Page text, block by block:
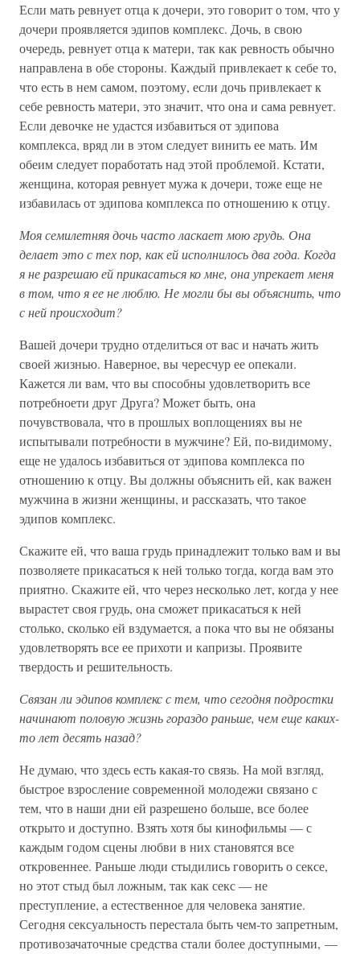
Если мать ревнует отца к дочери, это говорит о том, что у
дочери проявляется эдипов комплекс. Дочь, в свою
очередь, ревнует отца к матери, так как ревность обычно
направлена в обе стороны. Каждый привлекает к себе то,
что есть в нем самом, поэтому, если дочь привлекает к
себе ревность матери, это значит, что она и сама ревнует.
Если девочке не удастся избавиться от эдипова
комплекса, вряд ли в этом следует винить ее мать. Им
обеим следует поработать над этой проблемой. Кстати,
женщина, которая ревнует мужа к дочери, тоже еще не
избавилась от эдипова комплекса по отношению к отцу.
Моя семилетняя дочь часто ласкает мою грудь. Она
делает это с тех пор, как ей исполнилось два года. Когда
я не разрешаю ей прикасаться ко мне, она упрекает меня
в том, что я ее не люблю. Не могли бы вы объяснить, что
с ней происходит?
Вашей дочери трудно отделиться от вас и начать жить
своей жизнью. Наверное, вы чересчур ее опекали.
Кажется ли вам, что вы способны удовлетворить все
потребноети друг Друга? Может быть, она
почувствовала, что в прошлых воплощениях вы не
испытывали потребности в мужчине? Ей, по-видимому,
еще не удалось избавиться от эдипова комплекса по
отношению к отцу. Вы должны объяснить ей, как важен
мужчина в жизни женщины, и рассказать, что такое
эдипов комплекс.
Скажите ей, что ваша грудь принадлежит только вам и вы
позволяете прикасаться к ней только тогда, когда вам это
приятно. Скажите ей, что через несколько лет, когда у нее
вырастет своя грудь, она сможет прикасаться к ней
столько, сколько ей вздумается, а пока что вы не обязаны
удовлетворять все ее прихоти и капризы. Проявите
твердость и решительность.
Связан ли эдипов комплекс с тем, что сегодня подростки
начинают половую жизнь гораздо раньше, чем еще каких-
то лет десять назад?
Не думаю, что здесь есть какая-то связь. На мой взгляд,
быстрое взросление современной молодежи связано с
тем, что в наши дни ей разрешено больше, все более
открыто и доступно. Взять хотя бы кинофильмы — с
каждым годом сцены любви в них становятся все
откровеннее. Раньше люди стыдились говорить о сексе,
но этот стыд был ложным, так как секс — не
преступление, а естественное для человека занятие.
Сегодня сексуальность перестала быть чем-то запретным,
противозачаточные средства стали более доступными, —